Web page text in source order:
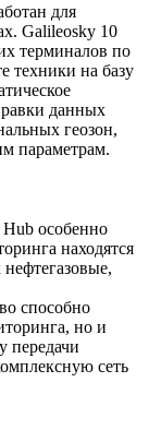
для
Galileosky 10
терминалов по
техники на базу
данных
геозон,
параметрам.
особенно
находятся
способно
но и
передачи
сеть